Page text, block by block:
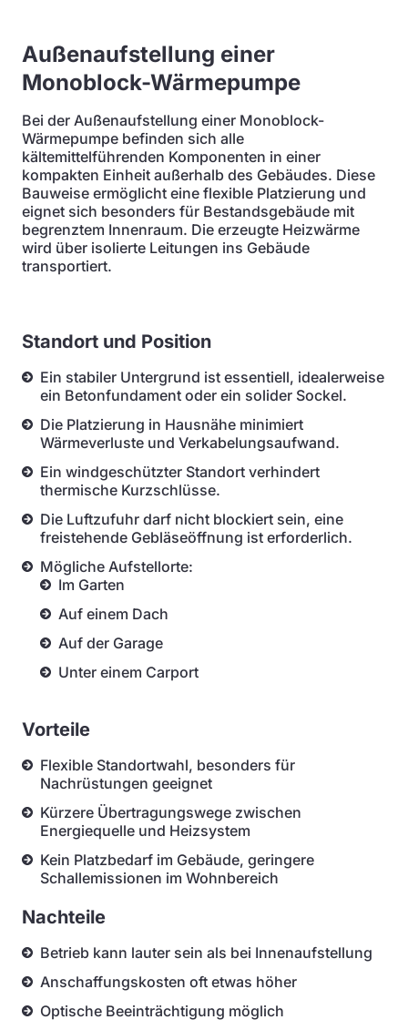
Außenaufstellung einer
Monoblock-Wärmepumpe
Bei der Außenaufstellung einer Monoblock-
Wärmepumpe befinden sich alle
kältemittelführenden Komponenten in einer
kompakten Einheit außerhalb des Gebäudes. Diese
Bauweise ermöglicht eine flexible Platzierung und
eignet sich besonders für Bestandsgebäude mit
begrenztem Innenraum. Die erzeugte Heizwärme
wird über isolierte Leitungen ins Gebäude
transportiert.
Standort und Position
Ein stabiler Untergrund ist essentiell, idealerweise
ein Betonfundament oder ein solider Sockel.
Die Platzierung in Hausnähe minimiert
Wärmeverluste und Verkabelungsaufwand.
Ein windgeschützter Standort verhindert
thermische Kurzschlüsse.
Die Luftzufuhr darf nicht blockiert sein, eine
freistehende Gebläseöffnung ist erforderlich.
Mögliche Aufstellorte:
Im Garten
Auf einem Dach
Auf der Garage
Unter einem Carport
Vorteile
Flexible Standortwahl, besonders für
Nachrüstungen geeignet
Kürzere Übertragungswege zwischen
Energiequelle und Heizsystem
Kein Platzbedarf im Gebäude, geringere
Schallemissionen im Wohnbereich
Nachteile
Betrieb kann lauter sein als bei Innenaufstellung
Anschaffungskosten oft etwas höher
Optische Beeinträchtigung möglich